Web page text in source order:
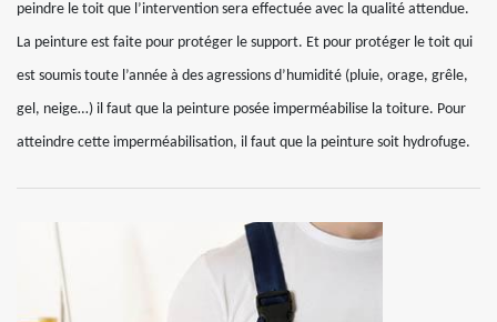
peindre le toit que l’intervention sera effectuée avec la qualité attendue.
La peinture est faite pour protéger le support. Et pour protéger le toit qui
est soumis toute l’année à des agressions d’humidité (pluie, orage, grêle,
gel, neige…) il faut que la peinture posée imperméabilise la toiture. Pour
atteindre cette imperméabilisation, il faut que la peinture soit hydrofuge.